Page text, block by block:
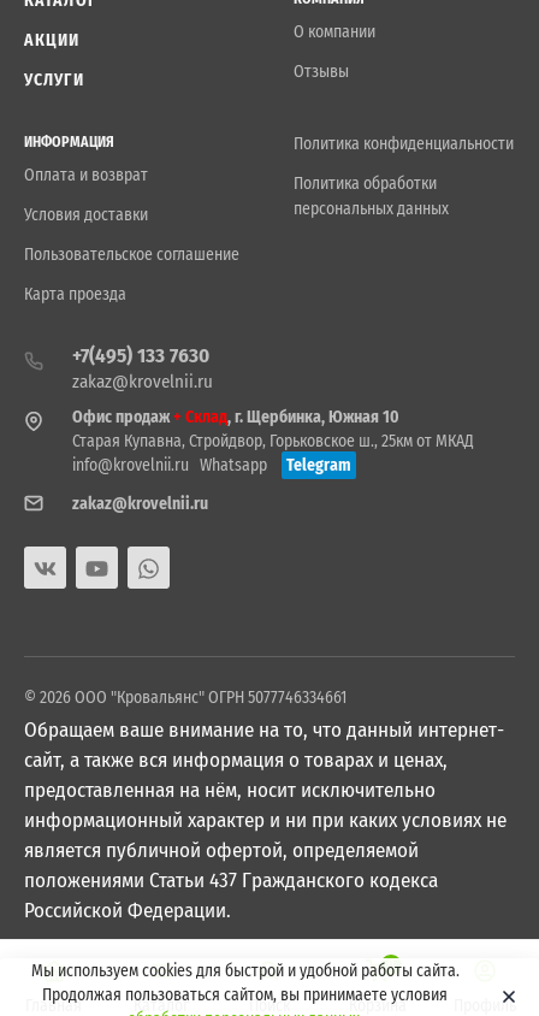
АКЦИИ
УСЛУГИ
О компании
Отзывы
ИНФОРМАЦИЯ
Оплата и возврат
Условия доставки
Пользовательское соглашение
Карта проезда
Политика конфиденциальности
Политика обработки
персональных данных
+7(495) 133 7630
zakaz@krovelnii.ru
Офис продаж+ Склад, г. Щербинка, Южная 10
Старая Купавна, Стройдвор, Горьковское ш., 25км от МКАД
info@krovelnii.ru Whatsapp
Telegram
zakaz@krovelnii.ru
© 2026 ООО "Кровальянс" ОГРН 5077746334661
Обращаем ваше внимание на то, что данный интернет-
сайт, а также вся информация о товарах и ценах,
предоставленная на нём, носит исключительно
информационный характер и ни при каких условиях не
является публичной офертой, определяемой
положениями Статьи 437 Гражданского кодекса
Российской Федерации.
Мы используем cookies для быстрой и удобной работы сайта.
Продолжая пользоваться сайтом, вы принимаете условия
Главная Каталог Поиск
0
Корзина Профиль